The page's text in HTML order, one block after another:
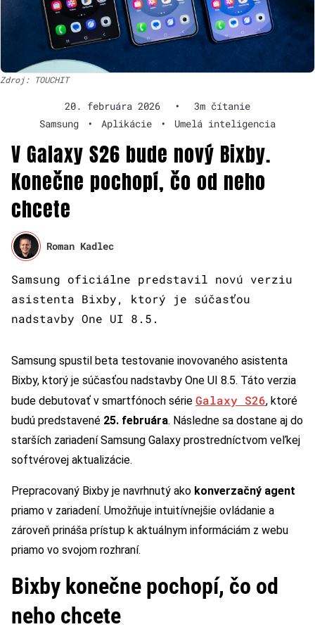
Zdroj: TOUCHIT
20. februára 2026 •
3m čítanie
Samsung
• Aplikácie • Umelá inteligencia
V Galaxy S26 bude nový Bixby.
Konečne pochopí, čo od neho
chcete
Roman Kadlec
Samsung oficiálne predstavil novú verziu
asistenta Bixby, ktorý je súčasťou
nadstavby One UI 8.5.
Samsung spustil beta testovanie inovovaného asistenta
Bixby, ktorý je súčasťou nadstavby One UI 8.5. Táto verzia
bude debutovať v smartfónoch série Galaxy S26, ktoré
budú predstavené 25. februára. Následne sa dostane aj do
starších zariadení Samsung Galaxy prostredníctvom veľkej
softvérovej aktualizácie.
Prepracovaný Bixby je navrhnutý ako konverzačný agent
priamo v zariadení. Umožňuje intuitívnejšie ovládanie a
zároveň prináša prístup k aktuálnym informáciám z webu
priamo vo svojom rozhraní.
Bixby konečne pochopí, čo od
neho chcete